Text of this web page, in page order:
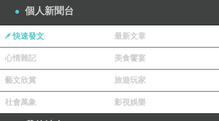
敏感肌與各種膚質適用
個人新聞台
快速發文 最新文章
心情雜記 美食饗宴
藝文欣賞 旅遊玩家
社會萬象 影視娛樂